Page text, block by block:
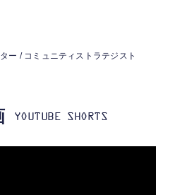
iphone イヤホンジャック ライ
ケーションロボット BAKETAN
付き ロペット 充電ベース付き
ー / コミュニティストラテジスト